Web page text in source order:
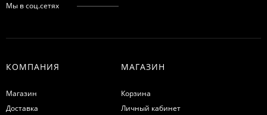
Мы в соц.сетях
КОМПАНИЯ
Магазин
Доставка
МАГАЗИН
Корзина
Личный кабинет